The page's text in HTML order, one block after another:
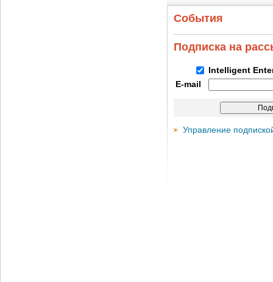
События
Подписка на
Intelligent
E-mail
Управление